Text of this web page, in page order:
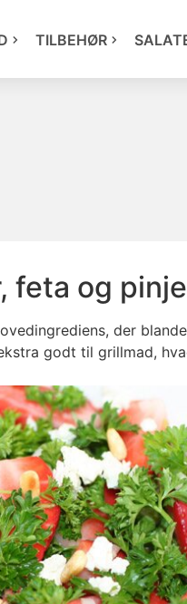
TILBEHØR
feta og
der
godt til grillmad,